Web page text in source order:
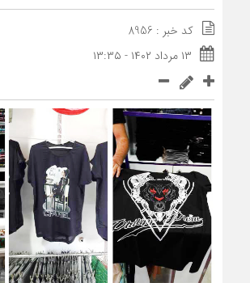
کد خبر : 8956
۱۳ مرداد ۱۴۰۲ - ۱۳:۳۵